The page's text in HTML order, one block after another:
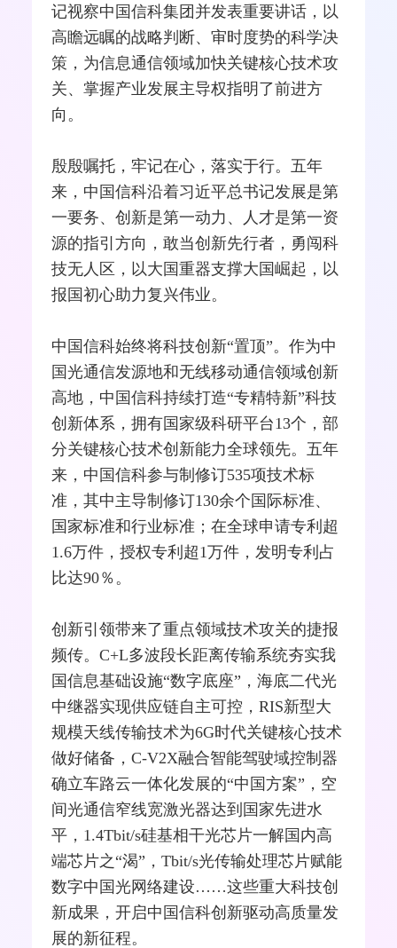
记视察中国信科集团并发表重要讲话，以
高瞻远瞩的战略判断、审时度势的科学决
策，为信息通信领域加快关键核心技术攻
关、掌握产业发展主导权指明了前进方
向。
殷殷嘱托，牢记在心，落实于行。五年
来，中国信科沿着习近平总书记发展是第
一要务、创新是第一动力、人才是第一资
源的指引方向，敢当创新先行者，勇闯科
技无人区，以大国重器支撑大国崛起，以
报国初心助力复兴伟业。
中国信科始终将科技创新“置顶”。作为中
国光通信发源地和无线移动通信领域创新
高地，中国信科持续打造“专精特新”科技
创新体系，拥有国家级科研平台13个，部
分关键核心技术创新能力全球领先。五年
来，中国信科参与制修订535项技术标
准，其中主导制修订130余个国际标准、
国家标准和行业标准；在全球申请专利超
1.6万件，授权专利超1万件，发明专利占
比达90％。
创新引领带来了重点领域技术攻关的捷报
频传。C+L多波段长距离传输系统夯实我
国信息基础设施“数字底座”，海底二代光
中继器实现供应链自主可控，RIS新型大
规模天线传输技术为6G时代关键核心技术
做好储备，C-V2X融合智能驾驶域控制器
确立车路云一体化发展的“中国方案”，空
间光通信窄线宽激光器达到国家先进水
平，1.4Tbit/s硅基相干光芯片一解国内高
端芯片之“渴”，Tbit/s光传输处理芯片赋能
数字中国光网络建设……这些重大科技创
新成果，开启中国信科创新驱动高质量发
展的新征程。